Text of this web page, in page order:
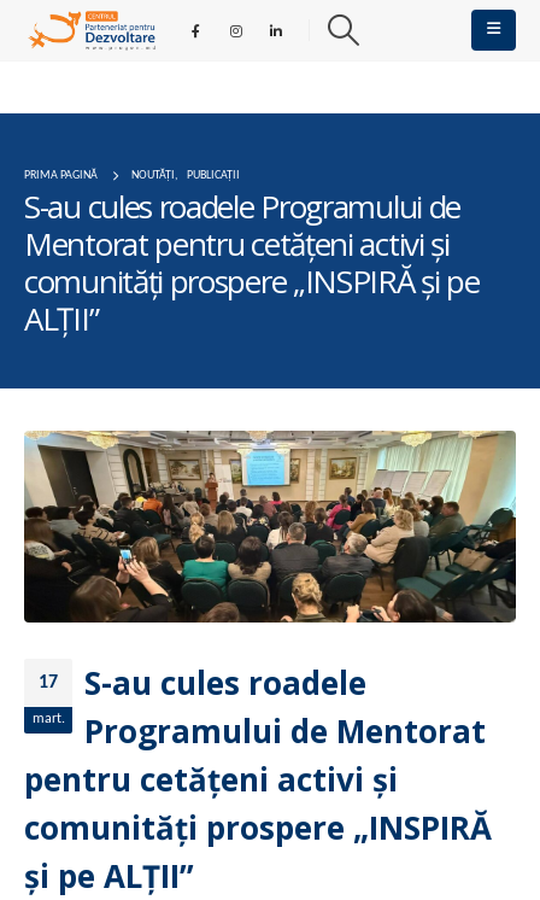
PRIMA PAGINĂ NOUTĂȚI , PUBLICAȚII
S-au cules roadele Programului de
Mentorat pentru cetățeni activi și
comunități prospere „INSPIRĂ și pe
ALȚII”
17
mart.
S-au cules roadele
Programului de Mentorat
pentru cetățeni activi și
comunități prospere „INSPIRĂ
și pe ALȚII”